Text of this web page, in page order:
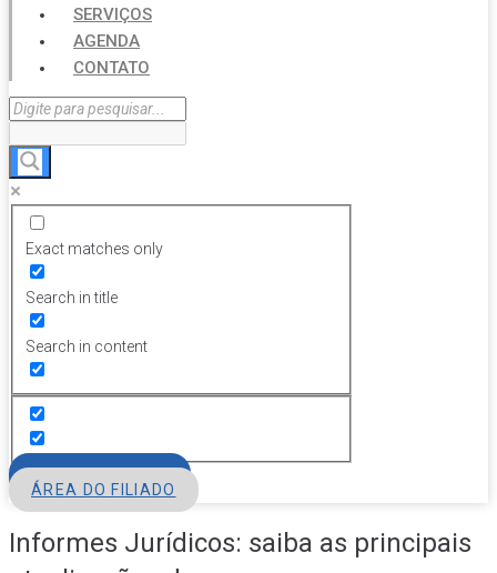
SERVIÇOS
AGENDA
CONTATO
Exact matches only
Search in title
Search in content
ÁREA DO FILIADO
Informes Jurídicos: saiba as principais